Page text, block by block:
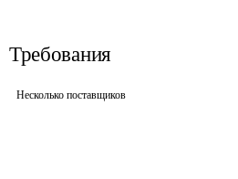
Требования
Несколько поставщиков